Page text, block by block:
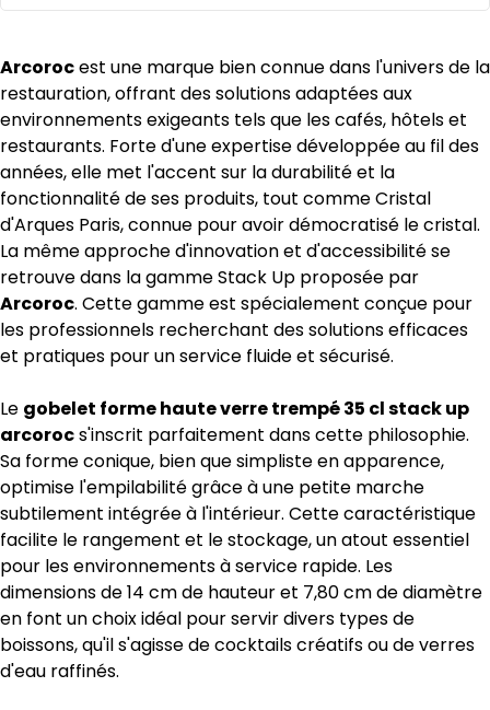
Arcorocest une marque bien connue dans l'univers de la
restauration, offrant des solutions adaptées aux
environnements exigeants tels que les cafés, hôtels et
restaurants. Forte d'une expertise développée au fil des
années, elle met l'accent sur la durabilité et la
fonctionnalité de ses produits, tout comme Cristal
d'Arques Paris, connue pour avoir démocratisé le cristal.
La même approche d'innovation et d'accessibilité se
retrouve dans la gamme Stack Up proposée par
Arcoroc. Cette gamme est spécialement conçue pour
les professionnels recherchant des solutions efficaces
et pratiques pour un service fluide et sécurisé.
Le gobelet forme haute verre trempé 35 cl stack up
arcorocs'inscrit parfaitement dans cette philosophie.
Sa forme conique, bien que simpliste en apparence,
optimise l'empilabilité grâce à une petite marche
subtilement intégrée à l'intérieur. Cette caractéristique
facilite le rangement et le stockage, un atout essentiel
pour les environnements à service rapide. Les
dimensions de 14 cm de hauteur et 7,80 cm de diamètre
en font un choix idéal pour servir divers types de
boissons, qu'il s'agisse de cocktails créatifs ou de verres
d'eau raffinés.